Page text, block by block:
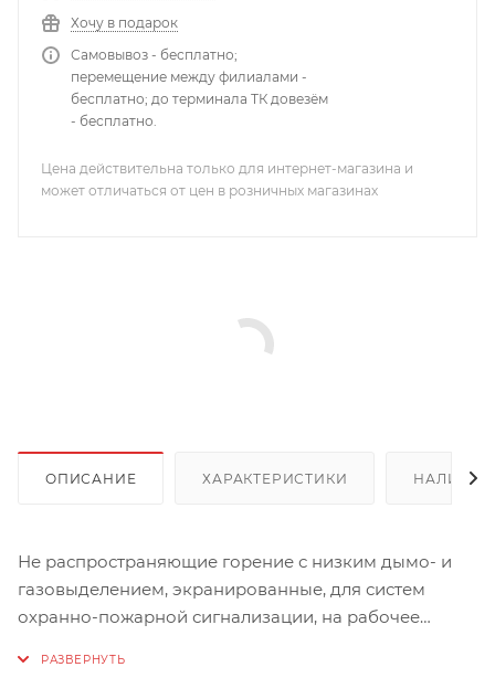
Хочу в подарок
Самовывоз - бесплатно;
перемещение между филиалами -
бесплатно; до терминала ТК довезём
- бесплатно.
Цена действительна только для интернет-магазина и
может отличаться от цен в розничных магазинах
ОПИСАНИЕ ХАРАКТЕРИСТИКИ НАЛИЧИЕ
Не распространяющие горение с низким дымо- и
газовыделением, экранированные, для систем
охранно-пожарной сигнализации, на рабочее